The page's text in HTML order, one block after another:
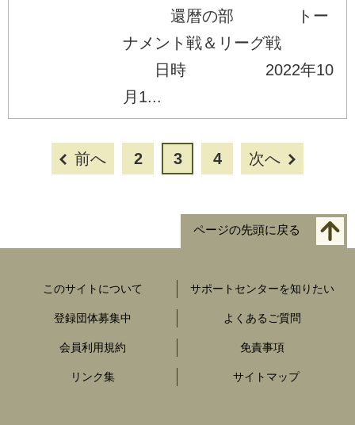
還暦の部 トー
ナメント戦＆リーグ戦
日時 2022年10
月1...
前へ 2 3 4 次へ
ページの先頭に戻る
このサイトについて サポートセンターを知りたい
登録団体募集中 よくあるご質問
会員利用規約 免責事項
リンク集 サイトマップ